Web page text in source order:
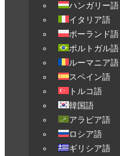
ハンガリー語
イタリア語
ポーランド語
ポルトガル語
ルーマニア語
スペイン語
トルコ語
韓国語
アラビア語
ロシア語
ギリシア語